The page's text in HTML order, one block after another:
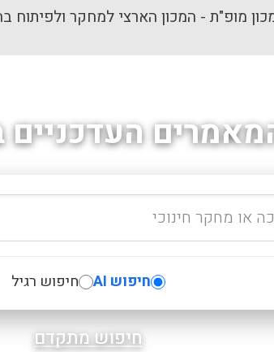
מופ"ת - המכון הארצי למחקר ולפיתוח
העדכניים
חיפוש AI חיפוש רגיל
חיפוש מתקדם